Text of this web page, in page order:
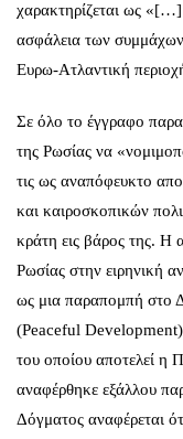
χαρακτηρίζεται ως
ασφάλεια των συμμάχων
Ευρω-Ατλαντική
Σε όλο το έγγραφο
της Ρωσίας να
τις ως αναπόφευκτο
και καιροσκοπικών
κράτη εις βάρος της.
Ρωσίας στην ειρηνική
ως μια παραπομπή στο
(Peaceful Development)
του οποίου αποτελεί
αναφέρθηκε εξάλλου
Δόγματος αναφέρεται